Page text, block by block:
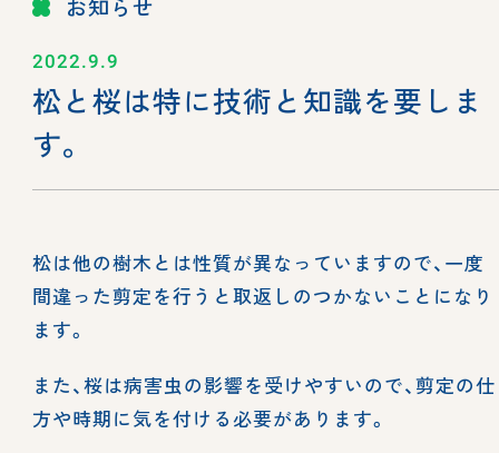
お知らせ
2022.9.9
松と桜は特に技術と知識を要しま
す。
松は他の樹木とは性質が異なっていますので、一度
間違った剪定を行うと取返しのつかないことになり
ます。
また、桜は病害虫の影響を受けやすいので、剪定の仕
方や時期に気を付ける必要があります。